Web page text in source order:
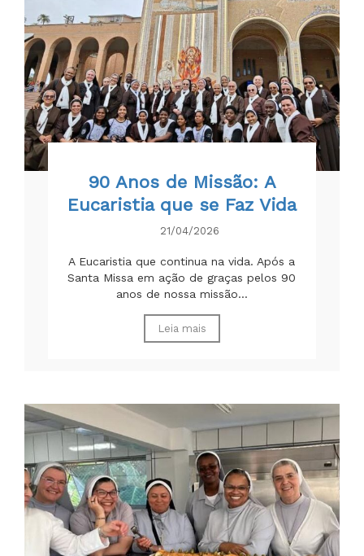
90 Anos de Missão: A
Eucaristia que se Faz Vida
21/04/2026
A Eucaristia que continua na vida. Após a
Santa Missa em ação de graças pelos 90
anos de nossa missão...
Leia mais